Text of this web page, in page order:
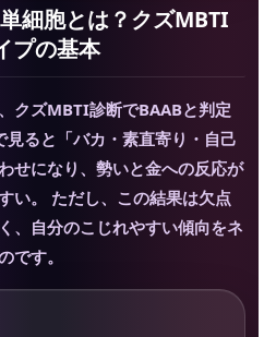
細胞とは？クズMBTI
プの基本
クズMBTI診断でBAABと判定
ると「バカ・素直寄り・自己
せになり、勢いと金への反応が
い。 ただし、この結果は欠点
、自分のこじれやすい傾向をネ
です。